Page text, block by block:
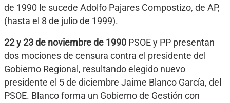
de 1990 le sucede Adolfo Pajares Compostizo, de AP,
(hasta el 8 de julio de 1999).
22 y 23 de noviembre de 1990 PSOE y PP presentan
dos mociones de censura contra el presidente del
Gobierno Regional, resultando elegido nuevo
presidente el 5 de diciembre Jaime Blanco García, del
PSOE. Blanco forma un Gobierno de Gestión con